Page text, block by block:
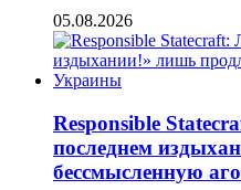
05.08.2026
Responsible
последнем
бессмысленную